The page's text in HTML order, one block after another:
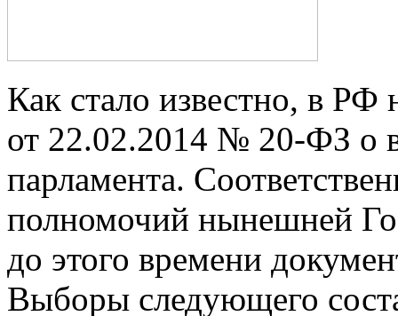
Как стало известно, в РФ
от 22.02.2014 № 20-ФЗ о
парламента.
полномочий нынешней
до этого времени
Выборы следующего